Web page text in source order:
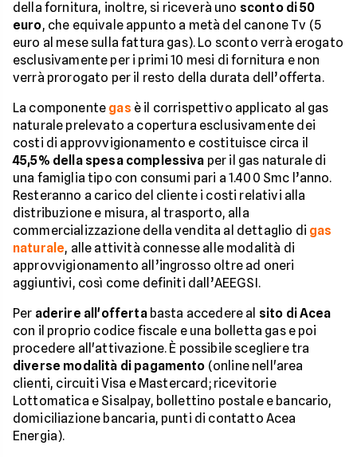
della fornitura, inoltre, si riceverà uno sconto di 50
euro, che equivale appunto a metà del canone Tv (5
euro al mese sulla fattura gas). Lo sconto verrà erogato
esclusivamente per i primi 10 mesi di fornitura e non
verrà prorogato per il resto della durata dell’offerta.
La componente gas è il corrispettivo applicato al gas
naturale prelevato a copertura esclusivamente dei
costi di approvvigionamento e costituisce circa il
45,5% della spesa complessiva per il gas naturale di
una famiglia tipo con consumi pari a 1.400 Smc l’anno.
Resteranno a carico del cliente i costi relativi alla
distribuzione e misura, al trasporto, alla
commercializzazione della vendita al dettaglio di gas
naturale, alle attività connesse alle modalità di
approvvigionamento all’ingrosso oltre ad oneri
aggiuntivi, così come definiti dall’AEEGSI.
Per aderire all'offertabasta accedere al sito di Acea
con il proprio codice fiscale e una bolletta gas e poi
procedere all'attivazione. È possibile scegliere tra
diverse modalità di pagamento (online nell'area
clienti, circuiti Visa e Mastercard; ricevitorie
Lottomatica e Sisalpay, bollettino postale e bancario,
domiciliazione bancaria, punti di contatto Acea
Energia).